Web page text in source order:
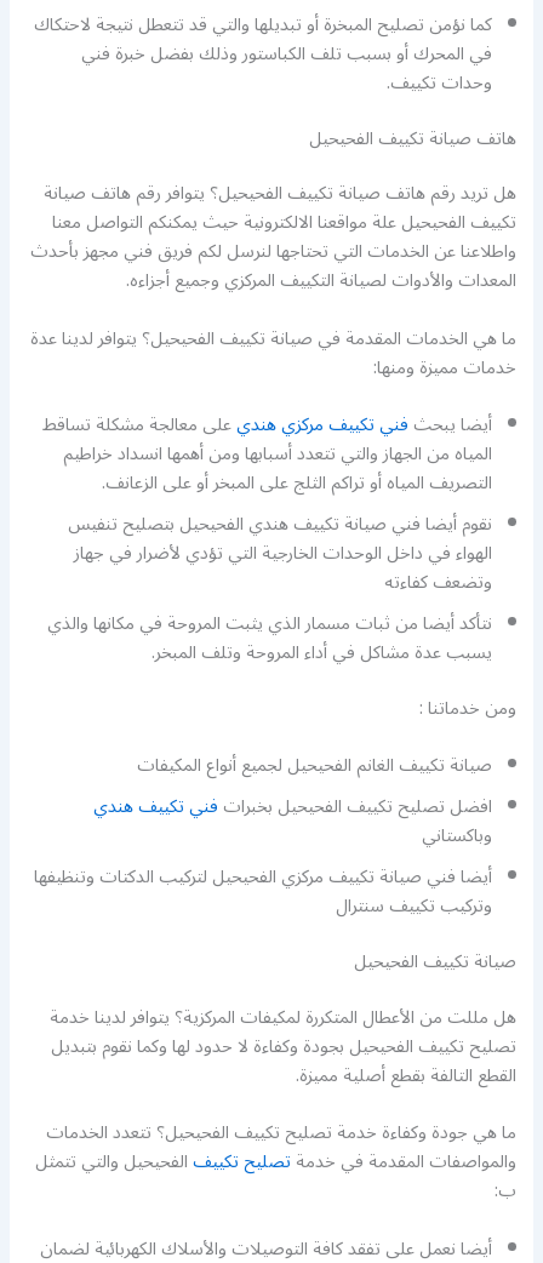
كما نؤمن تصليح المبخرة أو تبديلها والتي قد تتعطل نتيجة لاحتكاك
في المحرك أو بسبب تلف الكباستور وذلك بفضل خبرة فني
وحدات تكييف.
هاتف صيانة تكييف الفحيحيل
هل تريد رقم هاتف صيانة تكييف الفحيحيل؟ يتوافر رقم هاتف صيانة
تكييف الفحيحيل علة مواقعنا الالكترونية حيث يمكنكم التواصل معنا
واطلاعنا عن الخدمات التي تحتاجها لنرسل لكم فريق فني مجهز بأحدث
المعدات والأدوات لصيانة التكييف المركزي وجميع أجزاءه.
ما هي الخدمات المقدمة في صيانة تكييف الفحيحيل؟ يتوافر لدينا عدة
خدمات مميزة ومنها:
أيضا يبحثفني تكييف مركزي هنديعلى معالجة مشكلة تساقط
المياه من الجهاز والتي تتعدد أسبابها ومن أهمها انسداد خراطيم
التصريف المياه أو تراكم الثلج على المبخر أو على الزعانف.
نقوم أيضا فني صيانة تكييف هندي الفحيحيل بتصليح تنفيس
الهواء في داخل الوحدات الخارجية التي تؤدي لأضرار في جهاز
وتضعف كفاءته
نتأكد أيضا من ثبات مسمار الذي يثبت المروحة في مكانها والذي
يسبب عدة مشاكل في أداء المروحة وتلف المبخر.
ومن خدماتنا :
صيانة تكييف الغانم الفحيحيل لجميع أنواع المكيفات
افضل تصليح تكييف الفحيحيل بخبراتفني تكييف هندي
وباكستاني
أيضا فني صيانة تكييف مركزي الفحيحيل لتركيب الدكتات وتنظيفها
وتركيب تكييف سنترال
صيانة تكييف الفحيحيل
هل مللت من الأعطال المتكررة لمكيفات المركزية؟ يتوافر لدينا خدمة
تصليح تكييف الفحيحيل بجودة وكفاءة لا حدود لها وكما نقوم بتبديل
القطع التالفة بقطع أصلية مميزة.
ما هي جودة وكفاءة خدمة تصليح تكييف الفحيحيل؟ تتعدد الخدمات
والمواصفات المقدمة في خدمةتصليح تكييفالفحيحيل والتي تتمثل
ب:
أيضا نعمل على تفقد كافة التوصيلات والأسلاك الكهربائية لضمان